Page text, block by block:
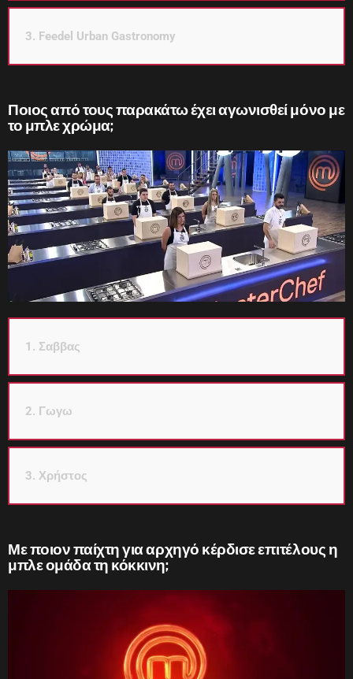
3. Feedel Urban Gastronomy
Ποιος από τους παρακάτω έχει αγωνισθεί μόνο με
το μπλε χρώμα;
1. Σαββας
2. Γωγω
3. Χρήστος
Με ποιον παίχτη για αρχηγό κέρδισε επιτέλους η
μπλε ομάδα τη κόκκινη;